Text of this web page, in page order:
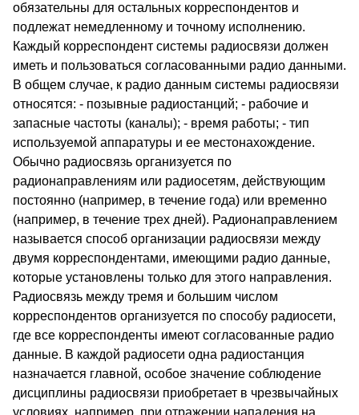
обязательны для остальных корреспондентов и
подлежат немедленному и точному исполнению.
Каждый корреспондент системы радиосвязи должен
иметь и пользоваться согласованными радио данными.
В общем случае, к радио данным системы радиосвязи
относятся: - позывные радиостанций; - рабочие и
запасные частоты (каналы); - время работы; - тип
используемой аппаратуры и ее местонахождение.
Обычно радиосвязь организуется по
радионаправлениям или радиосетям, действующим
постоянно (например, в течение года) или временно
(например, в течение трех дней). Радионаправлением
называется способ организации радиосвязи между
двумя корреспондентами, имеющими радио данные,
которые установлены только для этого направления.
Радиосвязь между тремя и большим числом
корреспондентов организуется по способу радиосети,
где все корреспонденты имеют согласованные радио
данные. В каждой радиосети одна радиостанция
назначается главной, особое значение соблюдение
дисциплины радиосвязи приобретает в чрезвычайных